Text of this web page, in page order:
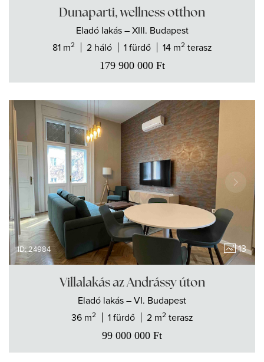
Dunaparti, wellness otthon
Eladó lakás – XIII. Budapest
81 m2 2 háló 1 fürdő 14 m2terasz
179 900 000 Ft
ID: 24984 13
Villalakás az Andrássy úton
Eladó lakás– VI. Budapest
36 m2 1 fürdő 2 m2terasz
99 000 000 Ft